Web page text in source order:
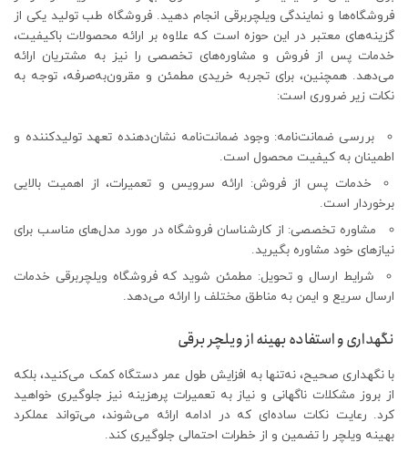
فروشگاه‌ها و نمایندگی ویلچربرقی انجام دهید. فروشگاه طب تولید یکی از
گزینه‌های معتبر در این حوزه است که علاوه بر ارائه محصولات باکیفیت،
خدمات پس از فروش و مشاوره‌های تخصصی را نیز به مشتریان ارائه
می‌دهد. همچنین، برای تجربه خریدی مطمئن و مقرون‌به‌صرفه، توجه به
نکات زیر ضروری است:
بررسی ضمانت‌نامه: وجود ضمانت‌نامه نشان‌دهنده تعهد تولیدکننده و
اطمینان به کیفیت محصول است.
خدمات پس از فروش: ارائه سرویس و تعمیرات، از اهمیت بالایی
برخوردار است.
مشاوره تخصصی: از کارشناسان فروشگاه در مورد مدل‌های مناسب برای
نیازهای خود مشاوره بگیرید.
شرایط ارسال و تحویل: مطمئن شوید که فروشگاه ویلچربرقی خدمات
ارسال سریع و ایمن به مناطق مختلف را ارائه می‌‌دهد.
نگهداری و استفاده بهینه از ویلچر برقی
با نگهداری صحیح، نه‌تنها به افزایش طول عمر دستگاه کمک می‌کنید، بلکه
از بروز مشکلات ناگهانی و نیاز به تعمیرات پرهزینه نیز جلوگیری خواهید
کرد. رعایت نکات ساده‌ای که در ادامه ارائه می‌شوند، می‌تواند عملکرد
بهینه ویلچر را تضمین و از خطرات احتمالی جلوگیری کند.